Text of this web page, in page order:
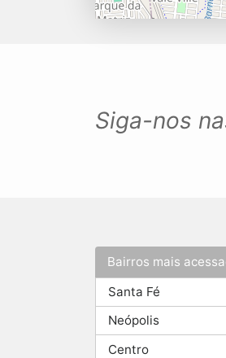
Siga-nos
Bairros mais
Santa Fé
Neópolis
Centro